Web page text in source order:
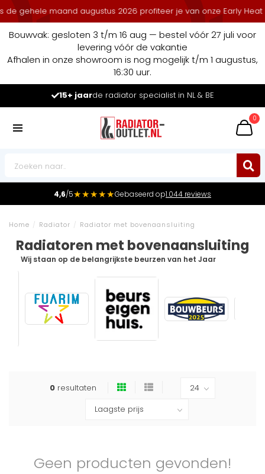
gehele maand augustus 2026 profiteer je van onze Early Heat
Bouwvak: gesloten 3 t/m 16 aug — bestel vóór 27 juli voor
levering vóór de vakantie
Afhalen in onze showroom is nog mogelijk t/m 1 augustus,
16:30 uur.
15+ jaarde radiator specialist in NL & BE
0
4,6/5★★★★★Gebaseerd op1.044 reviews
Home / Radiator / Radiator met bovenaansluiting
Radiatoren met bovenaansluiting
Wij staan op de belangrijkste beurzen van het Jaar
0 resultaten
Geen producten gevonden!